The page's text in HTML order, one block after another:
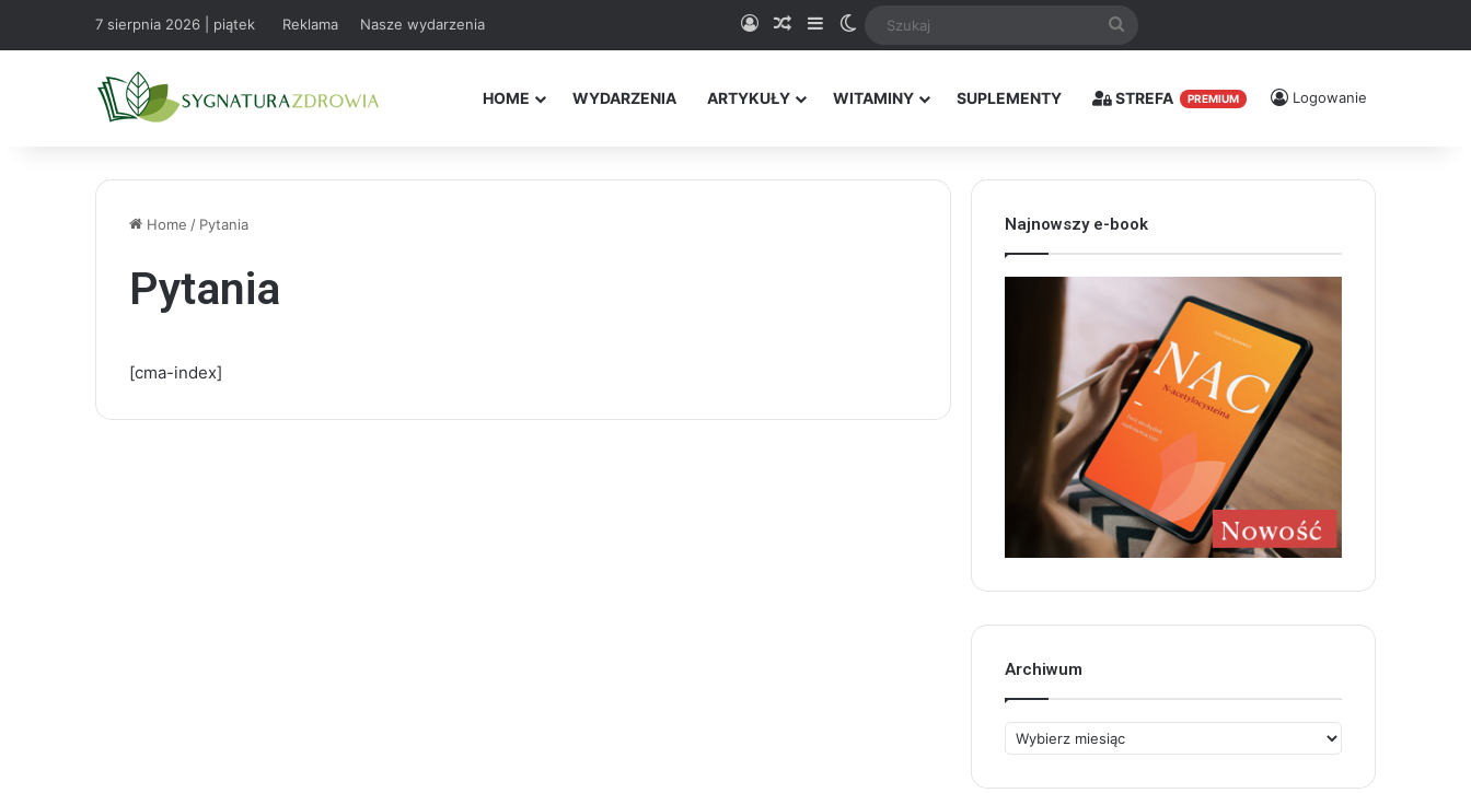
7 sierpnia 2026 | piątek Reklama Nasze wydarzenia Logowanie
Random Article
SidebarSwitch skin
HOME WYDARZENIA ARTYKUŁY WITAMINY SUPLEMENTY STREFA PREMIUM Logowanie
Home / Pytania
Pytania
[cma-index]
Najnowszy e-book
Archiwum
Archiwum